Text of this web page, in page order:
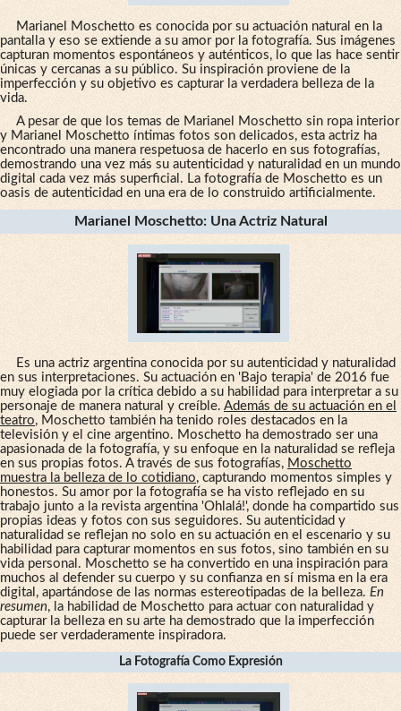
Marianel Moschetto es conocida por su actuación natural en la
pantalla y eso se extiende a su amor por la fotografía. Sus imágenes
capturan momentos espontáneos y auténticos, lo que las hace sentir
únicas y cercanas a su público. Su inspiración proviene de la
imperfección y su objetivo es capturar la verdadera belleza de la
vida.
A pesar de que los temas de Marianel Moschetto sin ropa interior
y Marianel Moschetto íntimas fotos son delicados, esta actriz ha
encontrado una manera respetuosa de hacerlo en sus fotografías,
demostrando una vez más su autenticidad y naturalidad en un mundo
digital cada vez más superficial. La fotografía de Moschetto es un
oasis de autenticidad en una era de lo construido artificialmente.
Marianel Moschetto: Una Actriz Natural
Es una actriz argentina conocida por su autenticidad y naturalidad
en sus interpretaciones. Su actuación en 'Bajo terapia' de 2016 fue
muy elogiada por la crítica debido a su habilidad para interpretar a su
personaje de manera natural y creíble. Además de su actuación en el
teatro, Moschetto también ha tenido roles destacados en la
televisión y el cine argentino. Moschetto ha demostrado ser una
apasionada de la fotografía, y su enfoque en la naturalidad se refleja
en sus propias fotos. A través de sus fotografías, Moschetto
muestra la belleza de lo cotidiano, capturando momentos simples y
honestos. Su amor por la fotografía se ha visto reflejado en su
trabajo junto a la revista argentina 'Ohlalá!', donde ha compartido sus
propias ideas y fotos con sus seguidores. Su autenticidad y
naturalidad se reflejan no solo en su actuación en el escenario y su
habilidad para capturar momentos en sus fotos, sino también en su
vida personal. Moschetto se ha convertido en una inspiración para
muchos al defender su cuerpo y su confianza en sí misma en la era
digital, apartándose de las normas estereotipadas de la belleza. En
resumen, la habilidad de Moschetto para actuar con naturalidad y
capturar la belleza en su arte ha demostrado que la imperfección
puede ser verdaderamente inspiradora.
La Fotografía Como Expresión